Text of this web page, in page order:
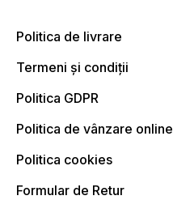
Politica de livrare
Termeni și condiții
Politica GDPR
Politica de vânzare online
Politica cookies
Formular de Retur